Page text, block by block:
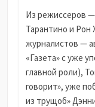
Из режиссеров
Тарантино и Рон
журналистов —
«Газета» с уже
главной роли),
говорит», уже
из трущоб»